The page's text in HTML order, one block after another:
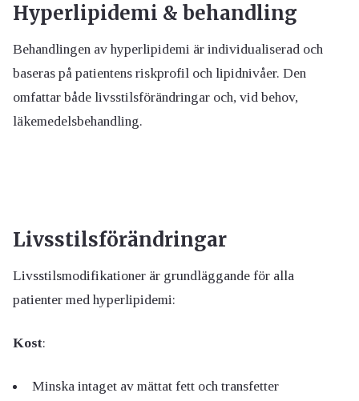
Hyperlipidemi & behandling
Behandlingen av hyperlipidemi är individualiserad och
baseras på patientens riskprofil och lipidnivåer. Den
omfattar både livsstilsförändringar och, vid behov,
läkemedelsbehandling.
Livsstilsförändringar
Livsstilsmodifikationer är grundläggande för alla
patienter med hyperlipidemi:
Kost:
Minska intaget av mättat fett och transfetter